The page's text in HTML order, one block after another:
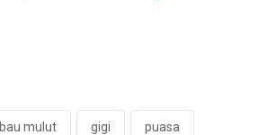
bau mulut gigi puasa